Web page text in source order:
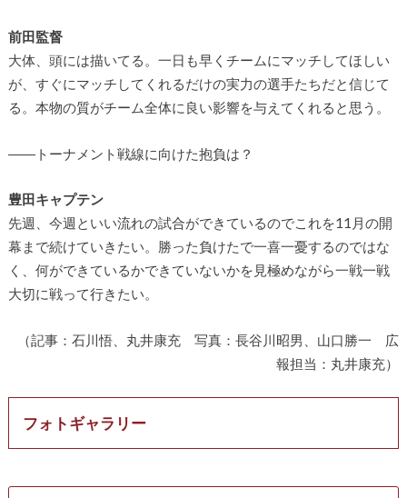
前田監督
大体、頭には描いてる。一日も早くチームにマッチしてほしい
が、すぐにマッチしてくれるだけの実力の選手たちだと信じて
る。本物の質がチーム全体に良い影響を与えてくれると思う。
――トーナメント戦線に向けた抱負は？
豊田キャプテン
先週、今週といい流れの試合ができているのでこれを11月の開
幕まで続けていきたい。勝った負けたで一喜一憂するのではな
く、何ができているかできていないかを見極めながら一戦一戦
大切に戦って行きたい。
（記事：石川悟、丸井康充 写真：長谷川昭男、山口勝一 広
報担当：丸井康充）
フォトギャラリー